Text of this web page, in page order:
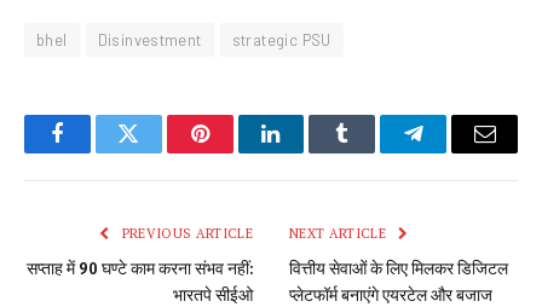
bhel Disinvestment strategic PSU
FacebookTwitter PinterestLinkedInTumblr TelegramEmail
PREVIOUS ARTICLE
सप्ताह में 90 घण्टे काम करना संभव नहीं:
भारतपे सीईओ
NEXT ARTICLE
वित्तीय सेवाओं के लिए मिलकर डिजिटल
प्लेटफॉर्म बनाएंगे एयरटेल और बजाज